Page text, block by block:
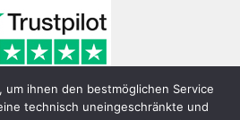
um ihnen den bestmöglichen Service
technisch uneingeschränkte und